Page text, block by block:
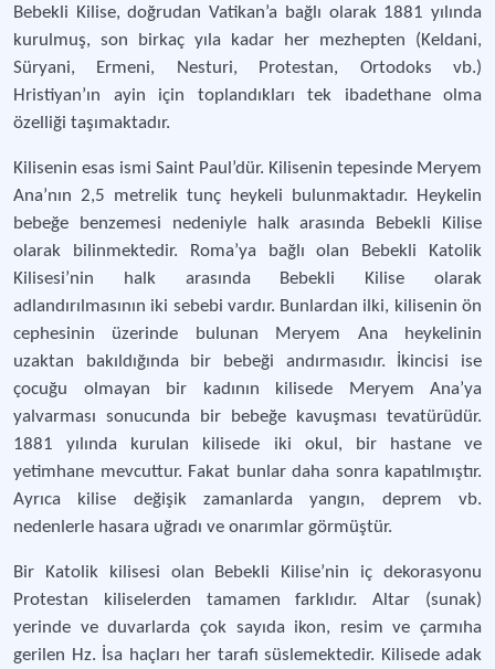
Bebekli Kilise, doğrudan Vatikan’a bağlı olarak 1881 yılında
kurulmuş, son birkaç yıla kadar her mezhepten (Keldani,
Süryani, Ermeni, Nesturi, Protestan, Ortodoks vb.)
Hristiyan’ın ayin için toplandıkları tek ibadethane olma
özelliği taşımaktadır.
Kilisenin esas ismi Saint Paul’dür. Kilisenin tepesinde Meryem
Ana’nın 2,5 metrelik tunç heykeli bulunmaktadır. Heykelin
bebeğe benzemesi nedeniyle halk arasında Bebekli Kilise
olarak bilinmektedir. Roma’ya bağlı olan Bebekli Katolik
Kilisesi’nin halk arasında Bebekli Kilise olarak
adlandırılmasının iki sebebi vardır. Bunlardan ilki, kilisenin ön
cephesinin üzerinde bulunan Meryem Ana heykelinin
uzaktan bakıldığında bir bebeği andırmasıdır. İkincisi ise
çocuğu olmayan bir kadının kilisede Meryem Ana’ya
yalvarması sonucunda bir bebeğe kavuşması tevatürüdür.
1881 yılında kurulan kilisede iki okul, bir hastane ve
yetimhane mevcuttur. Fakat bunlar daha sonra kapatılmıştır.
Ayrıca kilise değişik zamanlarda yangın, deprem vb.
nedenlerle hasara uğradı ve onarımlar görmüştür.
Bir Katolik kilisesi olan Bebekli Kilise’nin iç dekorasyonu
Protestan kiliselerden tamamen farklıdır. Altar (sunak)
yerinde ve duvarlarda çok sayıda ikon, resim ve çarmıha
gerilen Hz. İsa haçları her tarafı süslemektedir. Kilisede adak